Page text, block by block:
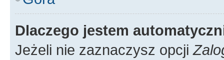
Dlaczego jestem
Jeżeli nie zaznaczysz opcji